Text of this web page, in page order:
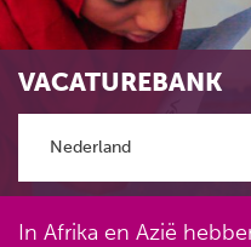
VACATUREBANK
In Afrika en Azië